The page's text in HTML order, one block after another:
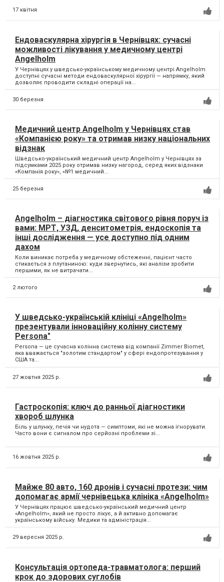
17 квітня
Ендоваскулярна хірургія в Чернівцях: сучасні
можливості лікування у медичному центрі
Angelholm
У Чернівцях у шведсько-українському медичному центрі Angelholm
доступні сучасні методи ендоваскулярної хірургії — напрямку, який
дозволяє проводити складні операції на...
30 березня
Медичний центр Angelholm у Чернівцях став
«Компанією року» та отримав низку національних
відзнак
Шведсько-український медичний центр Angelholm у Чернівцях за
підсумками 2025 року отримав низку нагород, серед яких відзнаки
«Компанія року», «№1 медичний...
25 березня
Angelholm – діагностика світового рівня поруч із
вами: МРТ, УЗД, денситометрія, ендоскопія та
інші дослідження — усе доступно під одним
дахом
Коли виникає потреба у медичному обстеженні, пацієнт часто
стикається з плутаниною: куди звернутись, які аналізи зробити
першими, як не витрачати...
2 лютого
У шведсько-українській клініці «Angelholm»
презентували інноваційну колінну систему
Persona"
Persona — це сучасна колінна система від компанії Zimmer Biomet,
яка вважається "золотим стандартом" у сфері ендопротезування у
США та...
27 жовтня 2025 р.
Гастроскопія: ключ до ранньої діагностики
хвороб шлунка
Біль у шлунку, печія чи нудота — симптоми, які не можна ігнорувати.
Часто вони є сигналом про серйозні проблеми зі...
16 жовтня 2025 р.
Майже 80 авто, 160 дронів і сучасні протези: чим
допомагає армії чернівецька клініка «Angelholm»
У Чернівцях працює шведсько-український медичний центр
«Angelholm», який не просто лікує, а й активно допомагає
українському війську. Медики та адміністрація...
29 вересня 2025 р.
Консультація ортопеда-травматолога: перший
крок до здорових суглобів